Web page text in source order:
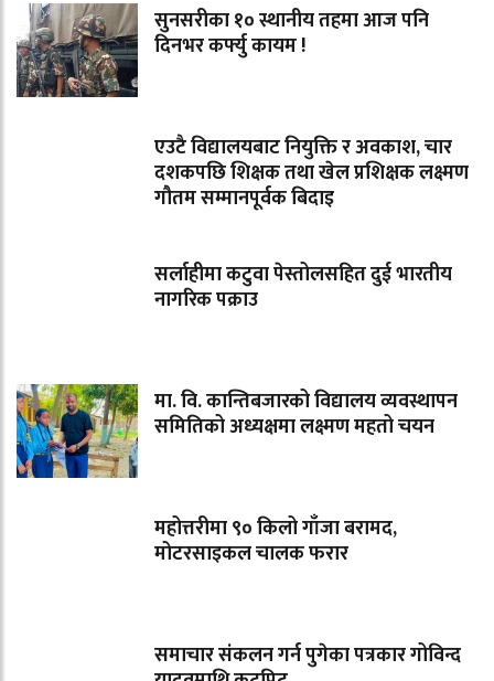
सुनसरीका १० स्थानीय तहमा आज पनि
दिनभर कर्फ्यु कायम !
एउटै विद्यालयबाट नियुक्ति र अवकाश, चार
दशकपछि शिक्षक तथा खेल प्रशिक्षक लक्ष्मण
गौतम सम्मानपूर्वक बिदाइ
सर्लाहीमा कटुवा पेस्तोलसहित दुई भारतीय
नागरिक पक्राउ
मा. वि. कान्तिबजारको विद्यालय व्यवस्थापन
समितिको अध्यक्षमा लक्ष्मण महतो चयन
महोत्तरीमा ९० किलो गाँजा बरामद,
मोटरसाइकल चालक फरार
समाचार संकलन गर्न पुगेका पत्रकार गोविन्द